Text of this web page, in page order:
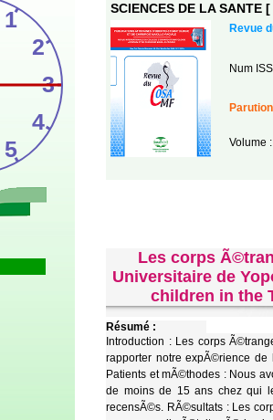
SCIENCES DE LA SANTE
Revue
Num
Volume
Les corps
Universitaire de
children in the
Résumé :
Introduction : Les corps
rapporter notre expÃ©rience
Patients et mÃ©thodes : Nous
de moins de 15 ans chez qui
recensÃ©s. RÃ©sultats : Les